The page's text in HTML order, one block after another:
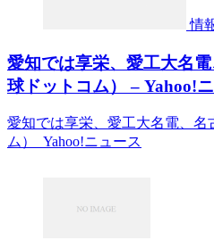
情
愛知では享栄、愛工大名
球ドットコム） – Yahoo!
愛知では享栄、愛工大名電、
ム） Yahoo!ニュース